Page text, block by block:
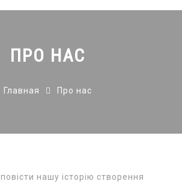
ПРО НАС
Главная Про нас
нашу історію створення